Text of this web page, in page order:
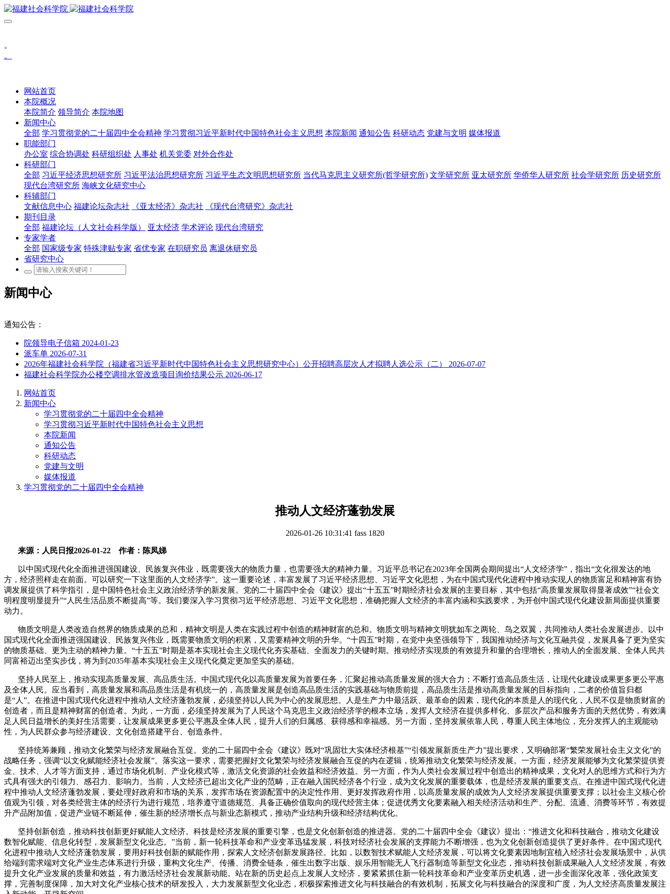
。
。
网站首页
本院概况
本院简介 领导简介 本院地图
新闻中心
全部 学习贯彻党的二十届四中全会精神 学习贯彻习近平新时代中国特色社会主义思想 本院新闻 通知公告 科研动态 党建与文明 媒体报道
职能部门
办公室 综合协调处 科研组织处 人事处 机关党委 对外合作处
科研部门
全部 习近平经济思想研究所 习近平法治思想研究所 习近平生态文明思想研究所 当代马克思主义研究所(哲学研究所) 文学研究所 亚太研究所 华侨华人研究所 社会学研究所 历史研究所
现代台湾研究所 海峡文化研究中心
科辅部门
文献信息中心 福建论坛杂志社 《亚太经济》杂志社
《现代台湾研究》杂志社
期刊目录
全部 福建论坛（人文社会科学版） 亚太经济 学术评论 现代台湾研究
专家学者
全部 国家级专家 特殊津贴专家 省优专家 在职研究员 离退休研究员
省研究中心
新闻中心
通知公告：
院领导电子信箱 2024-01-23
派车单 2026-07-31
2026年福建社会科学院（福建省习近平新时代中国特色社会主义思想研究中心）公开招聘高层次人才拟聘人选公示（二） 2026-07-07
福建社会科学院办公楼空调排水管改造项目询价结果公示 2026-06-17
网站首页
新闻中心
学习贯彻党的二十届四中全会精神
学习贯彻习近平新时代中国特色社会主义思想
本院新闻
通知公告
科研动态
党建与文明
媒体报道
学习贯彻党的二十届四中全会精神
推动人文经济蓬勃发展
2026-01-26 10:31:41 fass 1820
来源：人民日报2026-01-22 作者：陈凤娣
以中国式现代化全面推进强国建设、民族复兴伟业，既需要强大的物质力量，也需要强大的精神力量。习近平总书记在2023年全国两会期间提出“人文经济学”，指出“文化很发达的地
方，经济照样走在前面。可以研究一下这里面的人文经济学”。这一重要论述，丰富发展了习近平经济思想、习近平文化思想，为在中国式现代化进程中推动实现人的物质富足和精神富有协
调发展提供了科学指引，是中国特色社会主义政治经济学的新发展。党的二十届四中全会《建议》提出“十五五”时期经济社会发展的主要目标，其中包括“高质量发展取得显著成效”“社会文
明程度明显提升”“人民生活品质不断提高”等。我们要深入学习贯彻习近平经济思想、习近平文化思想，准确把握人文经济的丰富内涵和实践要求，为开创中国式现代化建设新局面提供重要
动力。
物质文明是人类改造自然界的物质成果的总和，精神文明是人类在实践过程中创造的精神财富的总和。物质文明与精神文明犹如车之两轮、鸟之双翼，共同推动人类社会发展进步。以中
国式现代化全面推进强国建设、民族复兴伟业，既需要物质文明的积累，又需要精神文明的升华。“十四五”时期，在党中央坚强领导下，我国推动经济与文化互融共促，发展具备了更为坚实
的物质基础、更为主动的精神力量。“十五五”时期是基本实现社会主义现代化夯实基础、全面发力的关键时期。推动经济实现质的有效提升和量的合理增长，推动人的全面发展、全体人民共
同富裕迈出坚实步伐，将为到 2035年基本实现社会主义现代化奠定更加坚实的基础。
坚持人民至上，推动实现高质量发展、高品质生活。中国式现代化以高质量发展为首要任务，汇聚起推动高质量发展的强大合力；不断打造高品质生活，让现代化建设成果更多更公平惠
及全体人民。应当看到，高质量发展和高品质生活是有机统一的，高质量发展是创造高品质生活的实践基础与物质前提，高品质生活是推动高质量发展的目标指向，二者的价值旨归都
是“人”。在推进中国式现代化进程中推动人文经济蓬勃发展，必须坚持以人民为中心的发展思想。人是生产力中最活跃、最革命的因素，现代化的本质是人的现代化，人民不仅是物质财富的
创造者，而且是精神财富的创造者。为此，一方面，必须坚持发展为了人民这个马克思主义政治经济学的根本立场，发挥人文经济在提供多样化、多层次产品和服务方面的天然优势，有效满
足人民日益增长的美好生活需要，让发展成果更多更公平惠及全体人民，提升人们的归属感、获得感和幸福感。另一方面，坚持发展依靠人民，尊重人民主体地位，充分发挥人的主观能动
性，为人民群众参与经济建设、文化创造搭建平台、创造条件。
坚持统筹兼顾，推动文化繁荣与经济发展融合互促。党的二十届四中全会《建议》既对“巩固壮大实体经济根基”“引领发展新质生产力”提出要求，又明确部署“繁荣发展社会主义文化”的
战略任务，强调“以文化赋能经济社会发展”。落实这一要求，需要把握好文化繁荣与经济发展融合互促的内在逻辑，统筹推动文化繁荣与经济发展。一方面，经济发展能够为文化繁荣提供资
金、技术、人才等方面支持，通过市场化机制、产业化模式等，激活文化资源的社会效益和经济效益。另一方面，作为人类社会发展过程中创造出的精神成果，文化对人的思维方式和行为方
式具有强大的引领力、感召力、影响力。当前，人文经济已超出文化产业的范畴，正在融入国民经济各个行业，成为文化发展的重要载体，也是经济发展的重要支点。在推进中国式现代化进
程中推动人文经济蓬勃发展，要处理好政府和市场的关系，发挥市场在资源配置中的决定性作用、更好发挥政府作用，以高质量发展的成效为人文经济发展提供重要支撑；以社会主义核心价
值观为引领，对各类经营主体的经济行为进行规范，培养遵守道德规范、具备正确价值取向的现代经营主体；促进优秀文化要素融入相关经济活动和生产、分配、流通、消费等环节，有效提
升产品附加值，促进产业链不断延伸，催生新的经济增长点与新业态新模式，推动产业结构升级和经济结构优化。
坚持创新创造，推动科技创新更好赋能人文经济。科技是经济发展的重要引擎，也是文化创新创造的推进器。党的二十届四中全会《建议》提出：“推进文化和科技融合，推动文化建设
数智化赋能、信息化转型，发展新型文化业态。”当前，新一轮科技革命和产业变革迅猛发展，科技对经济社会发展的支撑能力不断增强，也为文化创新创造提供了更好条件。在中国式现代
化进程中推动人文经济蓬勃发展，要用好科技创新的赋能作用，探索人文经济创新发展路径。比如，以数智技术赋能人文经济发展，可以将文化要素因地制宜植入经济社会发展场景中，从供
给端到需求端对文化产业生态体系进行升级，重构文化生产、传播、消费全链条，催生出数字出版、娱乐用智能无人飞行器制造等新型文化业态，推动科技创新成果融入人文经济发展，有效
提升文化产业发展的质量和效益，有力激活经济社会发展新动能。站在新的历史起点上发展人文经济，要紧紧抓住新一轮科技革命和产业变革历史机遇，进一步全面深化改革，强化政策支
撑，完善制度保障，加大对文化产业核心技术的研发投入，大力发展新型文化业态，积极探索推进文化与科技融合的有效机制，拓展文化与科技融合的深度和广度，为人文经济高质量发展注